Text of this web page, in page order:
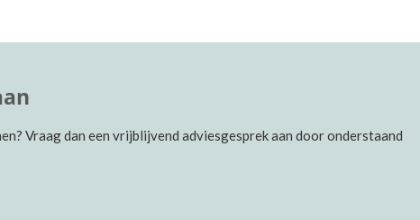
Vraag dan een vrijblijvend adviesgesprek aan door onderstaand